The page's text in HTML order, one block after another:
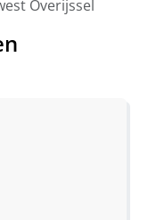
Overijssel